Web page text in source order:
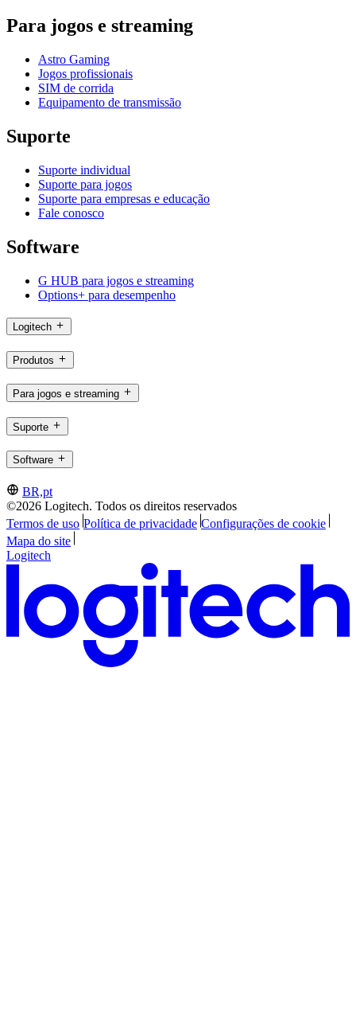
Para jogos e streaming
Astro Gaming
Jogos profissionais
SIM de corrida
Equipamento de transmissão
Suporte
Suporte individual
Suporte para jogos
Suporte para empresas e educação
Fale conosco
Software
G HUB para jogos e streaming
Options+ para desempenho
Logitech
Produtos
Para jogos e streaming
Suporte
Software
BR,pt
©2026 Logitech. Todos os direitos reservados
Termos de uso Política de privacidade Configurações de cookie
Mapa do site
Logitech